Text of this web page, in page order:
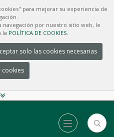
para mejorar su experiencia de
navegación por nuestro sitio web, le
la POLÍTICA DE COOKIES.
solo las cookies necesarias
cookies